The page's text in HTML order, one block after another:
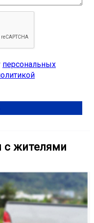
персональных
с жителями